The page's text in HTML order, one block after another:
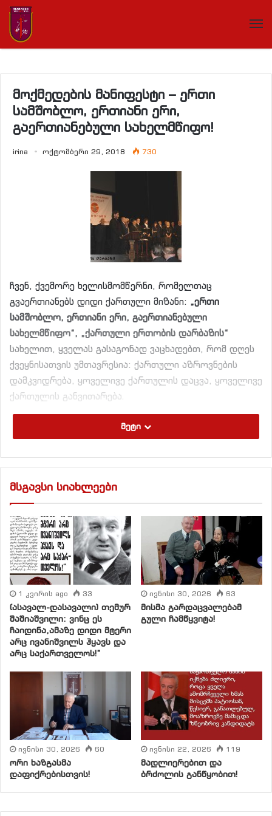
მოქმედების მანიფესტი – ერთი
სამშობლო, ერთიანი ერი,
გაერთიანებული სახელმწიფო!
irina ოქტომბერი 29, 2018 730
ჩვენ, ქვემორე ხელისმომწერნი, რომელთაც
გვაერთიანებს დიდი ქართული მიზანი: „ერთი
სამშობლო, ერთიანი ერი, გაერთიანებული
სახელმწიფო“, „ქართული ერთობის დარბაზის“
სახელით, ყველას გასაგონად ვაცხადებთ, რომ დღეს
ქვეყნისათვის უმთავრესია: ქართული აზროვნების
დამკვიდრება, ყოველივე ქართულის დაცვა, ყოველივე
ქართულის განვითარება.
– ნიშნავს პლანეტარულ აზროვნებას,
დგას, როგორც კოსმოპოლიტიზმისგან, ისე ვიწრო
„დარბაზი“– ნიშნავს ერთგულებას ფესვებისადმი და
მემკვიდრეობითობას ჯერ კიდევ ათი საუკუნის
წინანდელი დარბაზის პრინციპებისადმი, რაც
გახლდათ ღირსეული მცდელობა სახელმწიფო
აზროვნებაში და მმართველობაში პარლამენტარიზმის
დანერგვისა.
ჩვენგვაერთიანებს ბიბლიური სიბრძნე:მთავარში
ერთობა,სადავოში–თავისუფლება
ყველაფერში სიყვარული.
ჩვენ შეიძლება ბევრი რამით განვსხვავდებოდეთ
ერთმანეთისგან: ასაკით, მსოფლმხედველობით,
მრწამსით, ეროვნული კუთვნილებით, სოციალური
მდგომარეობით… მაგრამ მთავარში, სამშობლოში,
გვაქვს ერთობა და ერთნი ვართ იმაში, რომ ჩვენი
მოქმედების საფუძველი იქნება სიყვარული.
მეტი
მსგავსი სიახლეები
1 კვირის ago 33
(ასავალ-დასავალი) თემურ
შაშიაშვილი: ვინც ეს
ჩაიდინა,ამაზე დიდი მტერი
არც ივანიშვილს ჰყავს და
არც საქართველოს!”
ივნისი 30, 2026 63
მისმა გარდაცვალებამ
გული ჩამწყვიტა!
ივნისი 30, 2026 60
ორი ხაზგასმა
დაფიქრებისთვის!
ივნისი 22, 2026 119
მადლიერებით და
ბრძოლის განწყობით!